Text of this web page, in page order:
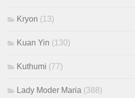
Kryon (13)
Kuan Yin (130)
Kuthumi (77)
Lady Moder Maria (388)